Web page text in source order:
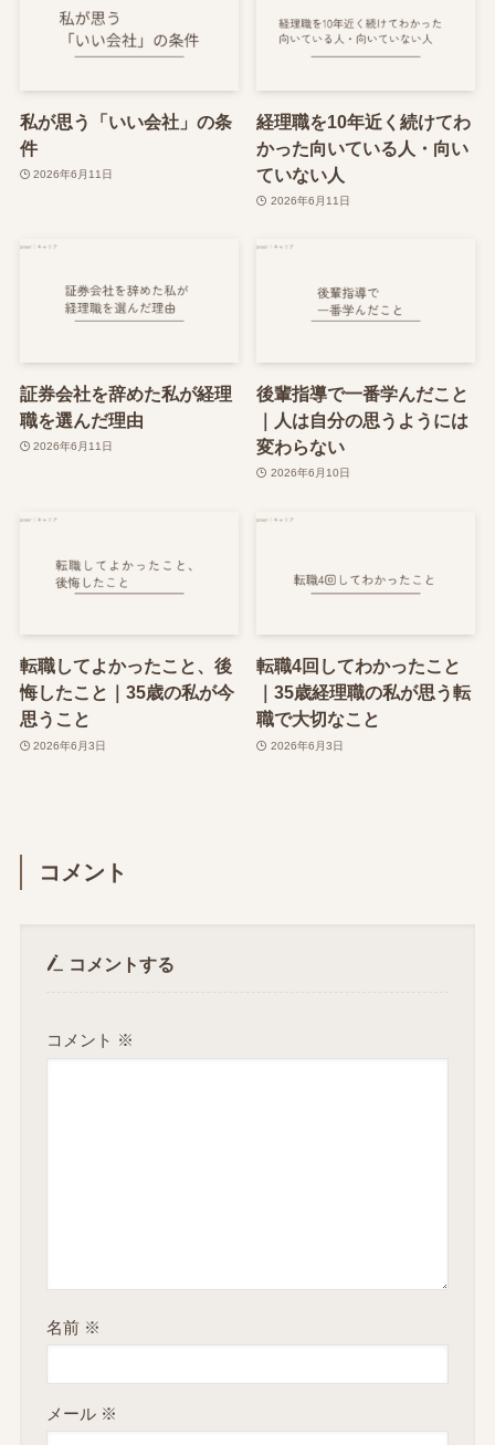
私が思う「いい会社」の条
件
2026年6月11日
経理職を10年近く続けてわ
かった向いている人・向い
ていない人
2026年6月11日
証券会社を辞めた私が経理
職を選んだ理由
2026年6月11日
後輩指導で一番学んだこと
｜人は自分の思うようには
変わらない
2026年6月10日
転職してよかったこと、後
悔したこと｜35歳の私が今
思うこと
2026年6月3日
転職4回してわかったこと
｜35歳経理職の私が思う転
職で大切なこと
2026年6月3日
コメント
コメントする
コメント ※
名前 ※
メール ※